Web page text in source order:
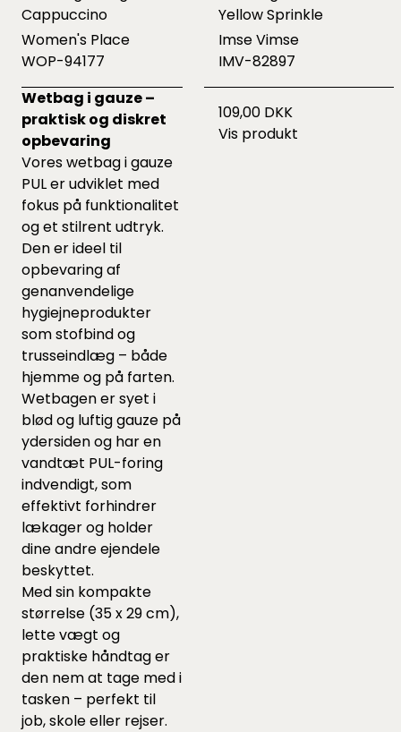
Cappuccino
Women's Place
WOP-94177
Wetbag i gauze –
praktisk og diskret
opbevaring
Vores wetbag i gauze
PUL er udviklet med
fokus på funktionalitet
og et stilrent udtryk.
Den er ideel til
opbevaring af
genanvendelige
hygiejneprodukter
som stofbind og
trusseindlæg – både
hjemme og på farten.
Wetbagen er syet i
blød og luftig gauze på
ydersiden og har en
vandtæt PUL-foring
indvendigt, som
effektivt forhindrer
lækager og holder
dine andre ejendele
beskyttet.
Med sin kompakte
størrelse (35 x 29 cm),
lette vægt og
praktiske håndtag er
den nem at tage med i
tasken – perfekt til
job, skole eller rejser.
Yellow Sprinkle
Imse Vimse
IMV-82897
109,00 DKK
Vis produkt